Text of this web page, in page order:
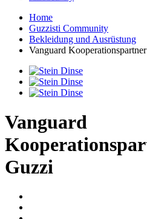
Home
Guzzisti Community
Bekleidung und Ausrüstung
Vanguard
Vanguard
Guzzi